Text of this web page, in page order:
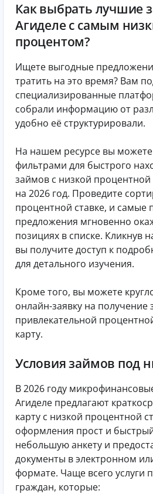
Как выбрать лучшие
Агиделе с самым
процентом?
Ищете выгодные
тратить на это время? Вам
специализированные
собрали информацию от
удобно её структурировали.
На нашем ресурсе вы можете
фильтрами для быстрого
займов с низкой процентной
на 2026 год. Проведите
процентной ставке, и самые
предложения мгновенно
позициях в списке. Кликнув
вы получите доступ к
для детального изучения.
Кроме того, вы можете
онлайн-заявку на получение
привлекательной
карту.
Условия займов под
В 2026 году
Агиделе предлагают
карту с низкой процентной
оформления прост и
небольшую анкету и
документы в электронном
формате. Чаще всего услуги
граждан, которые: